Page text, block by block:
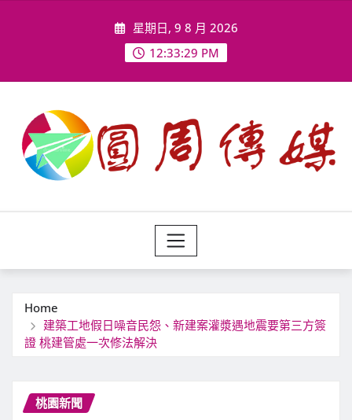
星期日, 9 8 月 2026
12:33:31 PM
Home
建築工地假日噪音民怨、新建案灌漿遇地震要第三方簽
證 桃建管處一次修法解決
桃園新聞